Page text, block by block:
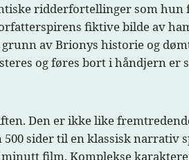
ridderfortellinger som
fiktive bilde av
av Brionys historie og
og føres bort i håndjern er
Den er ikke like
sider til en klassisk narrativ
film. Komplekse